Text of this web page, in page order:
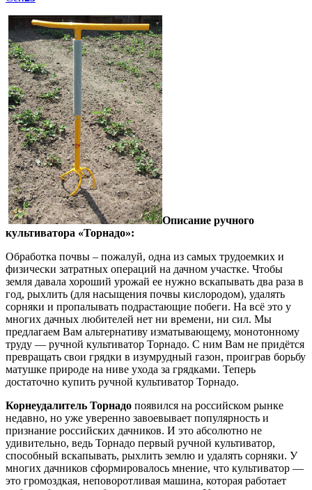
Описание ручного
культиватора «Торнадо»:
Обработка почвы – пожалуй, одна из самых трудоемких и
физически затратных операций на дачном участке. Чтобы
земля давала хороший урожай ее нужно вскапывать два раза в
год, рыхлить (для насыщения почвы кислородом), удалять
сорняки и пропалывать подрастающие побеги. На всё это у
многих дачных любителей нет ни времени, ни сил. Мы
предлагаем Вам альтернативу изматывающему, монотонному
труду — ручной культиватор Торнадо. С ним Вам не придётся
превращать свои грядки в изумрудный газон, проиграв борьбу
матушке природе на ниве ухода за грядками. Теперь
достаточно купить ручной культиватор Торнадо.
Корнеудалитель Торнадо появился на российском рынке
недавно, но уже уверенно завоевывает популярность и
признание российских дачников. И это абсолютно не
удивительно, ведь Торнадо первый ручной культиватор,
способный вскапывать, рыхлить землю и удалять сорняки. У
многих дачников сформировалось мнение, что культиватор —
это громоздкая, неповоротливая машина, которая работает